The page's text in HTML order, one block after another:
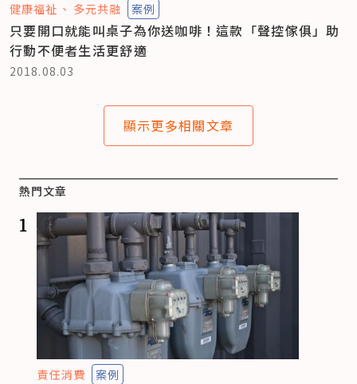
健康福祉 多元共融 案例
只要開口就能叫桌子為你送咖啡！這款「聲控傢俱」助
行動不便者生活更舒適
2018.08.03
顯示更多相關文章
熱門文章
1
責任消費 案例